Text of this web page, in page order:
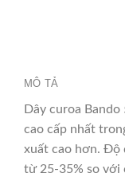
MÔ TẢ
Dây curoa
cao cấp nhất
xuất cao hơn. Độ
từ 25-35% so với